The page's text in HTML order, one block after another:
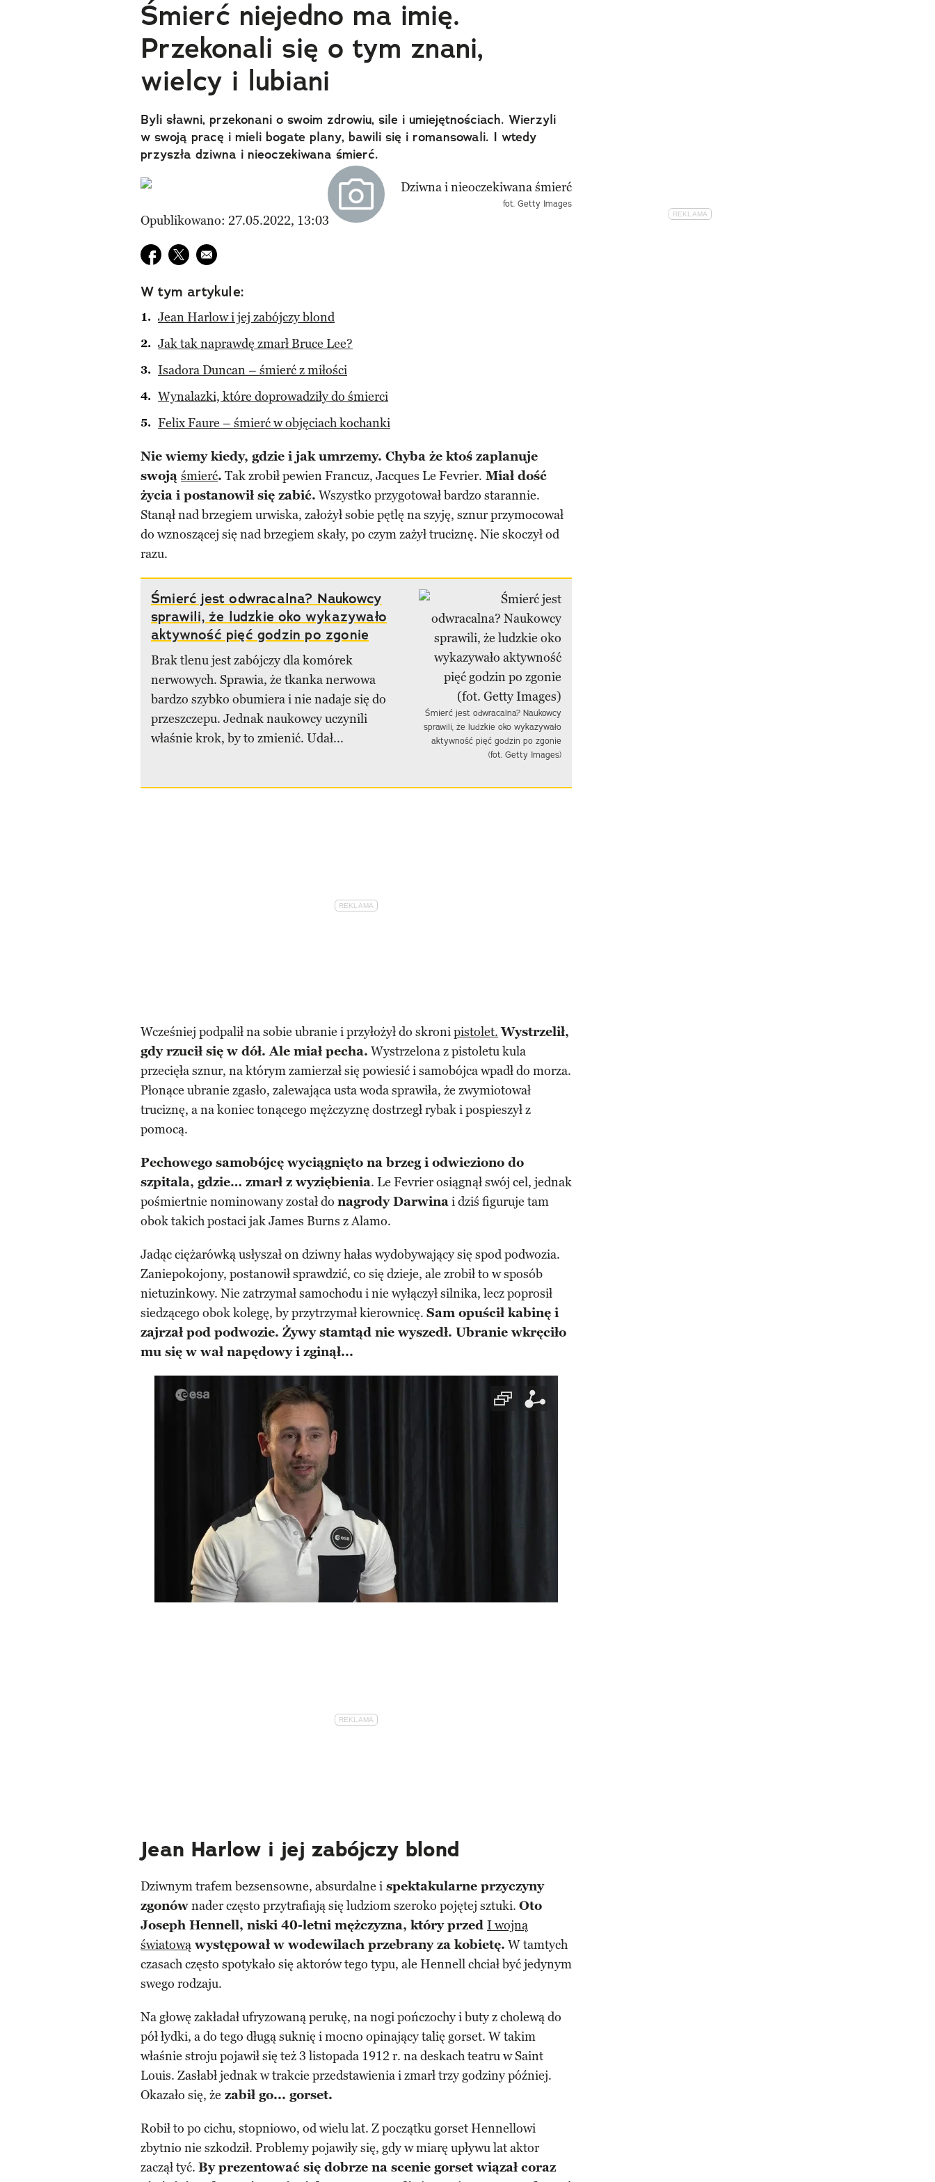
Śmierć niejedno ma imię.
Przekonali się o tym znani,
wielcy i lubiani
Byli sławni, przekonani o swoim zdrowiu, sile i umiejętnościach. Wierzyli
w swoją pracę i mieli bogate plany, bawili się i romansowali. I wtedy
przyszła dziwna i nieoczekiwana śmierć.
fot. Getty Images
Opublikowano: 27.05.2022, 13:03
Udostępnij na facebook
Udostępnij na twitter
E-mail do przyjaciela
W tym artykule:
Jean Harlow i jej zabójczy blond
Jak tak naprawdę zmarł Bruce Lee?
Isadora Duncan – śmierć z miłości
Wynalazki, które doprowadziły do śmierci
Felix Faure – śmierć w objęciach kochanki
Nie wiemy kiedy, gdzie i jak umrzemy. Chyba że ktoś zaplanuje
swoją śmierć. Tak zrobił pewien Francuz, Jacques Le Fevrier. Miał dość
życia i postanowił się zabić. Wszystko przygotował bardzo starannie.
Stanął nad brzegiem urwiska, założył sobie pętlę na szyję, sznur przymocował
do wznoszącej się nad brzegiem skały, po czym zażył truciznę. Nie skoczył od
razu.
Śmierć jest odwracalna? Naukowcy
sprawili, że ludzkie oko wykazywało
aktywność pięć godzin po zgonie
Brak tlenu jest zabójczy dla komórek
nerwowych. Sprawia, że tkanka nerwowa
bardzo szybko obumiera i nie nadaje się do
przeszczepu. Jednak naukowcy uczynili
właśnie krok, by to zmienić. Udał...
Śmierć jest odwracalna? Naukowcy
sprawili, że ludzkie oko wykazywało
aktywność pięć godzin po zgonie
(fot. Getty Images)
Wcześniej podpalił na sobie ubranie i przyłożył do skronipistolet. Wystrzelił,
gdy rzucił się w dół. Ale miał pecha. Wystrzelona z pistoletu kula
przecięła sznur, na którym zamierzał się powiesić i samobójca wpadł do morza.
Płonące ubranie zgasło, zalewająca usta woda sprawiła, że zwymiotował
truciznę, a na koniec tonącego mężczyznę dostrzegł rybak i pospieszył z
pomocą.
Pechowego samobójcę wyciągnięto na brzeg i odwieziono do
szpitala, gdzie… zmarł z wyziębienia. Le Fevrier osiągnął swój cel, jednak
pośmiertnie nominowany został do nagrody Darwinai dziś figuruje tam
obok takich postaci jak James Burns z Alamo.
Jadąc ciężarówką usłyszał on dziwny hałas wydobywający się spod podwozia.
Zaniepokojony, postanowił sprawdzić, co się dzieje, ale zrobił to w sposób
nietuzinkowy. Nie zatrzymał samochodu i nie wyłączył silnika, lecz poprosił
siedzącego obok kolegę, by przytrzymał kierownicę. Sam opuścił kabinę i
zajrzał pod podwozie. Żywy stamtąd nie wyszedł. Ubranie wkręciło
mu się w wał napędowy i zginął...
Jean Harlow i jej zabójczy blond
Dziwnym trafem bezsensowne, absurdalne i spektakularne przyczyny
zgonównader często przytrafiają się ludziom szeroko pojętej sztuki. Oto
Joseph Hennell, niski 40-letni mężczyzna, który przed I wojną
światową występował w wodewilach przebrany za kobietę. W tamtych
czasach często spotykało się aktorów tego typu, ale Hennell chciał być jedynym
swego rodzaju.
Na głowę zakładał ufryzowaną perukę, na nogi pończochy i buty z cholewą do
pół łydki, a do tego długą suknię i mocno opinający talię gorset. W takim
właśnie stroju pojawił się też 3 listopada 1912 r. na deskach teatru w Saint
Louis. Zasłabł jednak w trakcie przedstawienia i zmarł trzy godziny później.
Okazało się, że zabił go... gorset.
Robił to po cichu, stopniowo, od wielu lat. Z początku gorset Hennellowi
zbytnio nie szkodził. Problemy pojawiły się, gdy w miarę upływu lat aktor
zaczął tyć. By prezentować się dobrze na scenie gorset wiązał coraz